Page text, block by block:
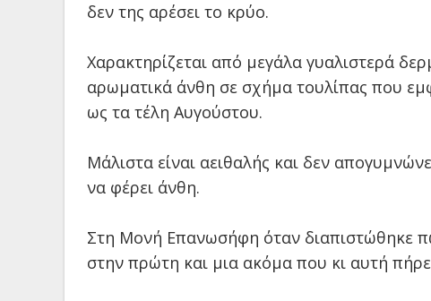
δεν της αρέσει το κρύο.
Χαρακτηρίζεται από μεγάλα γυαλιστερά
αρωματικά άνθη σε σχήμα τουλίπας που
ως τα τέλη Αυγούστου.
Μάλιστα είναι αειθαλής και δεν
να φέρει άνθη.
Στη Μονή Επανωσήφη όταν διαπιστώθηκε
στην πρώτη και μια ακόμα που κι αυτή